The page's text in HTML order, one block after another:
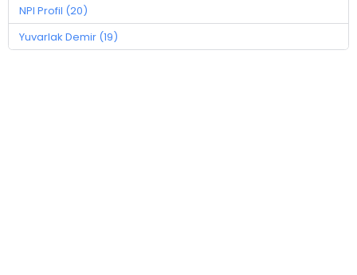
NPI Profil (20)
Yuvarlak Demir (19)